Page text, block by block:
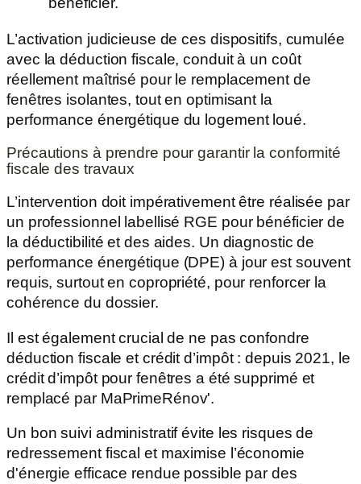
L’activation judicieuse de ces dispositifs, cumulée
avec la déduction fiscale, conduit à un coût
réellement maîtrisé pour le remplacement de
fenêtres isolantes, tout en optimisant la
performance énergétique du logement loué.
Précautions à prendre pour garantir la conformité
fiscale des travaux
L’intervention doit impérativement être réalisée par
un professionnel labellisé RGE pour bénéficier de
la déductibilité et des aides. Un diagnostic de
performance énergétique (DPE) à jour est souvent
requis, surtout en copropriété, pour renforcer la
cohérence du dossier.
Il est également crucial de ne pas confondre
déduction fiscale et crédit d’impôt : depuis 2021, le
crédit d’impôt pour fenêtres a été supprimé et
remplacé par MaPrimeRénov'.
Un bon suivi administratif évite les risques de
redressement fiscal et maximise l’économie
d'énergie efficace rendue possible par des